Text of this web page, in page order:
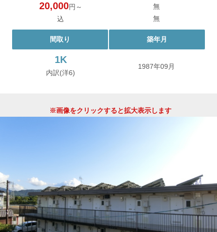
20,000円～
込
無
無
間取り 築年月
1K
内訳(洋6)
1987年09月
※画像をクリックすると拡大表示します